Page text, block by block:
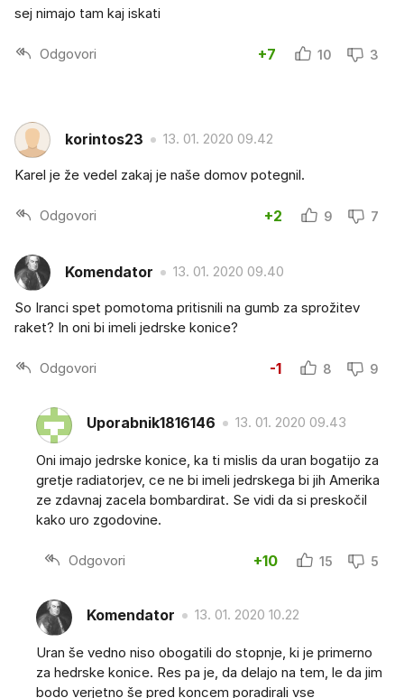
sej nimajo tam kaj iskati
Odgovori +7 10 3
korintos23 13. 01. 2020 09.42
Karel je že vedel zakaj je naše domov potegnil.
Odgovori +2 9 7
Komendator 13. 01. 2020 09.40
So Iranci spet pomotoma pritisnili na gumb za sprožitev
raket? In oni bi imeli jedrske konice?
Odgovori -1 8 9
Uporabnik1816146 13. 01. 2020 09.43
Oni imajo jedrske konice, ka ti mislis da uran bogatijo za
gretje radiatorjev, ce ne bi imeli jedrskega bi jih Amerika
ze zdavnaj zacela bombardirat. Se vidi da si preskočil
kako uro zgodovine.
Odgovori +10 15 5
Komendator 13. 01. 2020 10.22
Uran še vedno niso obogatili do stopnje, ki je primerno
za hedrske konice. Res pa je, da delajo na tem, le da jim
bodo verjetno še pred koncem poradirali vse